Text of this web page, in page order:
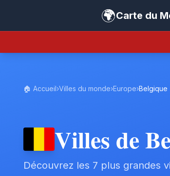
🌍Carte du
🏠 Accueil›Villes du monde›Europe›Belgique
Villes de
Découvrez les 7 plus grandes